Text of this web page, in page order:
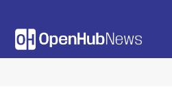
contenido